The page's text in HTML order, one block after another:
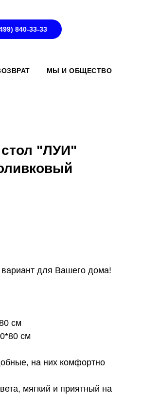
840-33-33
МЫ И ОБЩЕСТВО
"ЛУИ"
вариант для Вашего дома!
см
см
на них комфортно
мягкий и приятный на